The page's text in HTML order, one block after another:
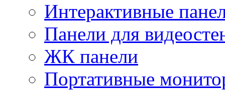
Интерактивные
Панели для
ЖК панели
Портативные